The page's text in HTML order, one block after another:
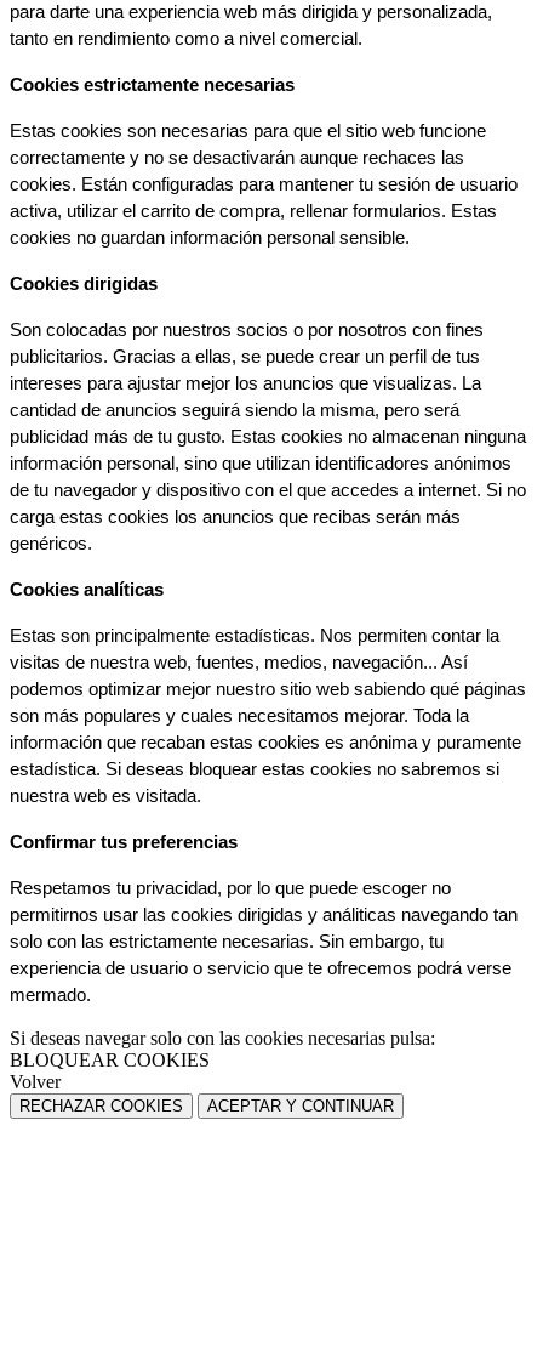
para darte una experiencia web más dirigida y personalizada,
tanto en rendimiento como a nivel comercial.
Cookies estrictamente necesarias
Estas cookies son necesarias para que el sitio web funcione
correctamente y no se desactivarán aunque rechaces las
cookies. Están configuradas para mantener tu sesión de usuario
activa, utilizar el carrito de compra, rellenar formularios. Estas
cookies no guardan información personal sensible.
Cookies dirigidas
Son colocadas por nuestros socios o por nosotros con fines
publicitarios. Gracias a ellas, se puede crear un perfil de tus
intereses para ajustar mejor los anuncios que visualizas. La
cantidad de anuncios seguirá siendo la misma, pero será
publicidad más de tu gusto. Estas cookies no almacenan ninguna
información personal, sino que utilizan identificadores anónimos
de tu navegador y dispositivo con el que accedes a internet. Si no
carga estas cookies los anuncios que recibas serán más
genéricos.
Cookies analíticas
Estas son principalmente estadísticas. Nos permiten contar la
visitas de nuestra web, fuentes, medios, navegación... Así
podemos optimizar mejor nuestro sitio web sabiendo qué páginas
son más populares y cuales necesitamos mejorar. Toda la
información que recaban estas cookies es anónima y puramente
estadística. Si deseas bloquear estas cookies no sabremos si
nuestra web es visitada.
Confirmar tus preferencias
Respetamos tu privacidad, por lo que puede escoger no
permitirnos usar las cookies dirigidas y análiticas navegando tan
solo con las estrictamente necesarias. Sin embargo, tu
experiencia de usuario o servicio que te ofrecemos podrá verse
mermado.
Si deseas navegar solo con las cookies necesarias pulsa:
BLOQUEAR COOKIES
Volver
RECHAZAR COOKIES ACEPTAR Y CONTINUAR